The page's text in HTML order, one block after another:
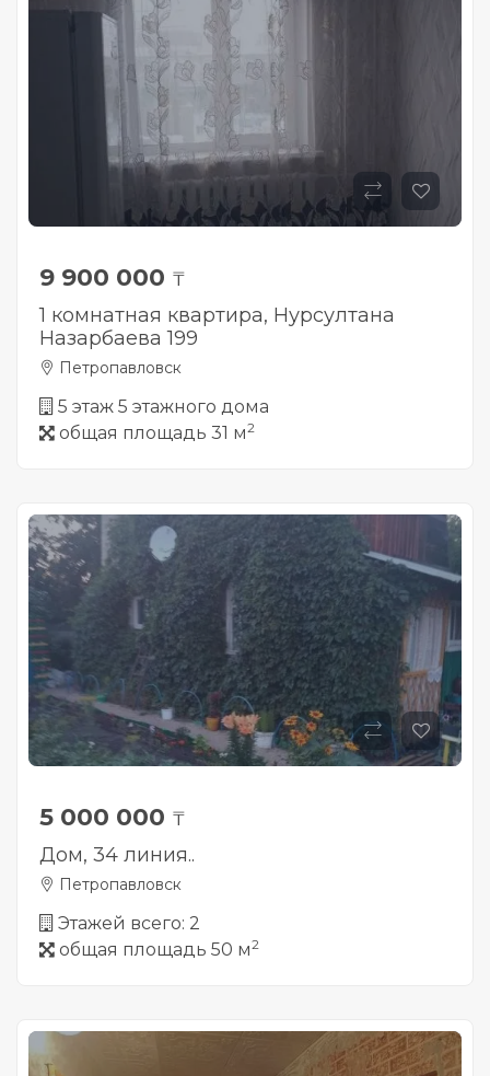
9 900 000 ₸
1 комнатная квартира, Нурсултана
Назарбаева 199
Петропавловск
5 этаж 5 этажного дома
общая площадь 31 м2
5 000 000 ₸
Дом, 34 линия..
Петропавловск
Этажей всего: 2
общая площадь 50 м2